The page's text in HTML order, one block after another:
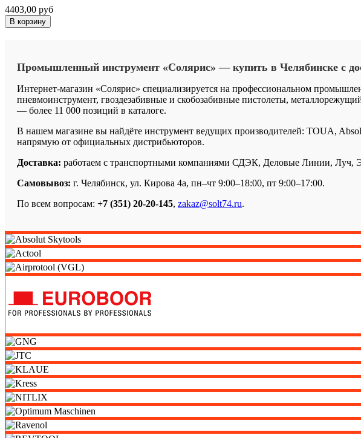
4403,00 руб
В корзину
Промышленный инструмент «Солярис» — купить в Челябинске с
Интернет-магазин «Солярис» специализируется на профессиональном
пневмоинструмент, гвоздезабивные и скобозабивные пистолеты,
— более 11 000 позиций в каталоге.
В нашем магазине вы найдёте инструмент ведущих производителей: TOUA,
напрямую от официальных дистрибьюторов.
Доставка: работаем с транспортными компаниями СДЭК, Деловые Линии, Луч,
Самовывоз: г. Челябинск, ул. Кирова 4а, пн–чт 9:00–18:00, пт 9:00–17:00.
По всем вопросам: +7 (351) 20-20-145, zakaz@solt74.ru.